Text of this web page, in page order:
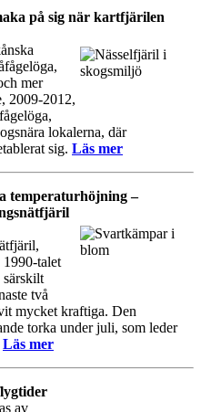
på sig när kartfjärilen
mer
2009-2012,
lokalerna, där
sig. Läs mer
temperaturhöjning –
talet
särskilt
två
mycket kraftiga. Den
torka under juli, som leder
Läs mer
av